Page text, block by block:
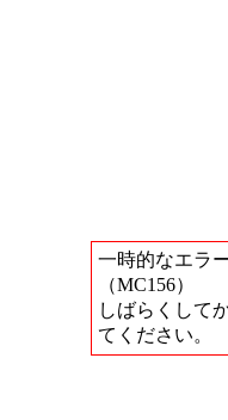
一時的なエラ
（MC156）
しばらくして
てください。